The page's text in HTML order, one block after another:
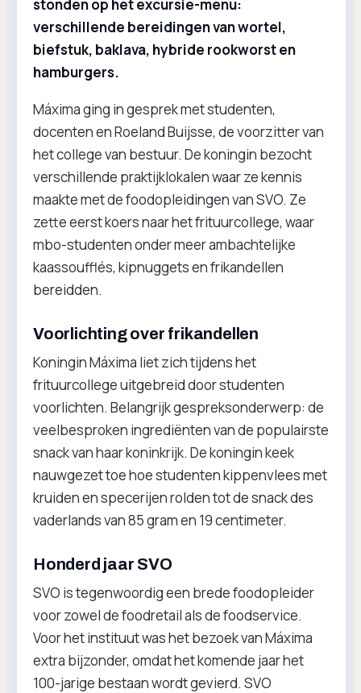
stonden op het excursie-menu:
verschillende bereidingen van wortel,
biefstuk, baklava, hybride rookworst en
hamburgers.
Máxima ging in gesprek met studenten,
docenten en Roeland Buijsse, de voorzitter van
het college van bestuur. De koningin bezocht
verschillende praktijklokalen waar ze kennis
maakte met de foodopleidingen van SVO. Ze
zette eerst koers naar het frituurcollege, waar
mbo-studenten onder meer ambachtelijke
kaassoufflés, kipnuggets en frikandellen
bereidden.
Voorlichting over frikandellen
Koningin Máxima liet zich tijdens het
frituurcollege uitgebreid door studenten
voorlichten. Belangrijk gespreksonderwerp: de
veelbesproken ingrediënten van de populairste
snack van haar koninkrijk. De koningin keek
nauwgezet toe hoe studenten kippenvlees met
kruiden en specerijen rolden tot de snack des
vaderlands van 85 gram en 19 centimeter.
Honderd jaar SVO
SVO is tegenwoordig een brede foodopleider
voor zowel de foodretail als de foodservice.
Voor het instituut was het bezoek van Máxima
extra bijzonder, omdat het komende jaar het
100-jarige bestaan wordt gevierd. SVO